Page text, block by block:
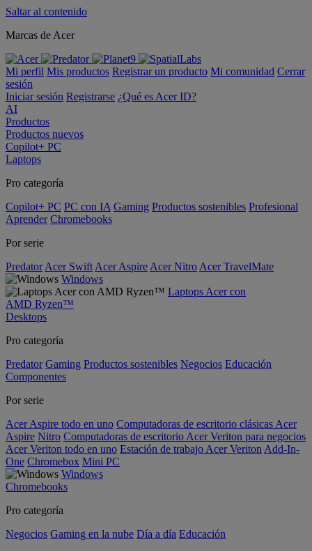
Saltar al contenido
Marcas de Acer
Mi perfil Mis productos Registrar un producto Mi comunidad Cerrar
sesión
Iniciar sesión Registrarse ¿Qué es Acer ID?
AI
Productos
Productos nuevos
Copilot+ PC
Laptops
Pro categoría
Copilot+ PC PC con IA Gaming Productos sostenibles Profesional
Aprender Chromebooks
Por serie
Predator Acer Swift Acer Aspire Acer Nitro Acer TravelMate
Windows
Laptops Acer con
AMD Ryzen™
Desktops
Pro categoría
Predator Gaming Productos sostenibles Negocios Educación
Componentes
Por serie
Acer Aspire todo en uno Computadoras de escritorio clásicas Acer
Aspire Nitro Computadoras de escritorio Acer Veriton para negocios
Acer Veriton todo en uno Estación de trabajo Acer Veriton Add-In-
One Chromebox Mini PC
Windows
Chromebooks
Pro categoría
Negocios Gaming en la nube Día a día Educación